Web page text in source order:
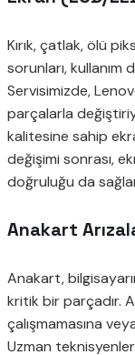
Kırık, çatlak, ölü
sorunları, kullanım
Servisimizde,
parçalarla
kalitesine sahip
değişimi sonrası,
doğruluğu da
Anakart
Anakart,
kritik bir parçadır.
çalışmamasına
Uzman